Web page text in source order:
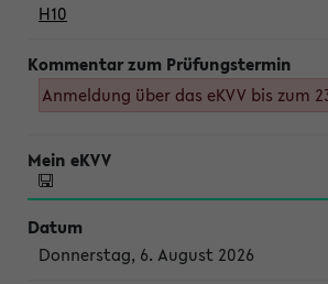
H10
Anmeldung über das eKVV bis zum
Donnerstag, 6. August 2026